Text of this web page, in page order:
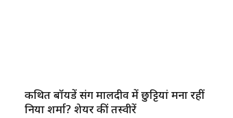
कथित बॉयफ्रेंड संग मालदीव में छुट्टियां मना रहीं
निया शर्मा? शेयर कीं तस्वीरें